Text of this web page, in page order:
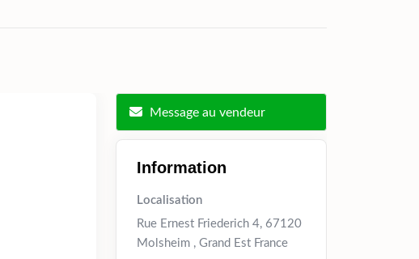
Message au vendeur
Information
Localisation
Rue Ernest Friederich 4, 67120
Molsheim , Grand Est France